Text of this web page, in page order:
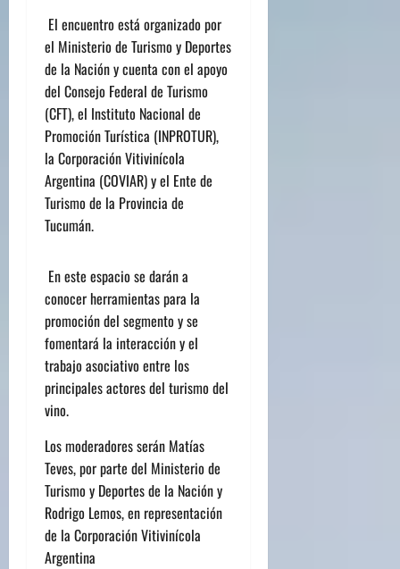
El encuentro está organizado por
el Ministerio de Turismo y Deportes
de la Nación y cuenta con el apoyo
del Consejo Federal de Turismo
(CFT), el Instituto Nacional de
Promoción Turística (INPROTUR),
la Corporación Vitivinícola
Argentina (COVIAR) y el Ente de
Turismo de la Provincia de
Tucumán.
En este espacio se darán a
conocer herramientas para la
promoción del segmento y se
fomentará la interacción y el
trabajo asociativo entre los
principales actores del turismo del
vino.
Los moderadores serán Matías
Teves, por parte del Ministerio de
Turismo y Deportes de la Nación y
Rodrigo Lemos, en representación
de la Corporación Vitivinícola
Argentina